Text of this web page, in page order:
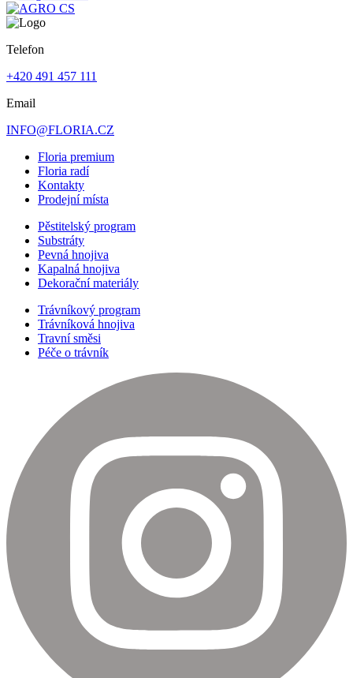
Telefon
+420 491 457 111
Email
INFO@FLORIA.CZ
Floria premium
Floria radí
Kontakty
Prodejní místa
Pěstitelský program
Substráty
Pevná hnojiva
Kapalná hnojiva
Dekorační materiály
Trávníkový program
Trávníková hnojiva
Travní směsi
Péče o trávník